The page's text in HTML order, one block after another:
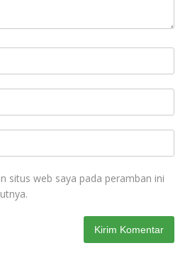
situs web saya pada peramban ini